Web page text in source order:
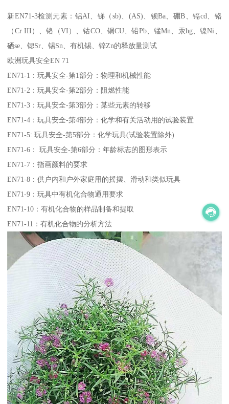
新EN71-3检测元素：铝AI、锑（sb)、(AS)、钡Ba、硼B、镉cd、铬
（Cr III）、铬（VI）、钴CO、铜CU、铅Pb、锰Mn、汞hg、镍Ni、
硒se、锶Sr、锡Sn、有机锡、锌Zn的释放量测试
欧洲玩具安全EN 71
EN71-1：玩具安全-第1部分：物理和机械性能
EN71-2：玩具安全-第2部分：阻燃性能
EN71-3：玩具安全-第3部分：某些元素的转移
EN71-4：玩具安全-第4部分：化学和有关活动用的试验装置
EN71-5: 玩具安全-第5部分：化学玩具(试验装置除外)
EN71-6： 玩具安全-第6部分：年龄标志的图形表示
EN71-7：指画颜料的要求
EN71-8：供户内和户外家庭用的摇摆、滑动和类似玩具
EN71-9：玩具中有机化合物通用要求
EN71-10：有机化合物的样品制备和提取
EN71-11：有机化合物的分析方法